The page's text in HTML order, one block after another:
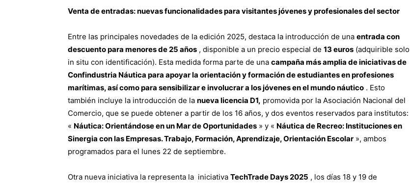
Venta de entradas: nuevas funcionalidades para visitantes jóvenes y profesionales del sector
Entre las principales novedades de la edición 2025, destaca la introducción de una entrada con
descuento para menores de 25 años , disponible a un precio especial de 13 euros (adquirible solo
in situ con identificación). Esta medida forma parte de una campaña más amplia de iniciativas de
Confindustria Náutica para apoyar la orientación y formación de estudiantes en profesiones
marítimas, así comopara sensibilizar e involucrar a los jóvenes en el mundo náutico . Esto
también incluye la introducción de la nueva licencia D1, promovida por la Asociación Nacional del
Comercio, que se puede obtener a partir de los 16 años, y dos eventos reservados para institutos:
« Náutica: Orientándose en un Mar de Oportunidades » y « Náutica de Recreo: Instituciones en
Sinergia con las Empresas. Trabajo, Formación, Aprendizaje, Orientación Escolar », ambos
programados para el lunes 22 de septiembre.
Otra nueva iniciativa la representa la iniciativa TechTrade Days 2025 , los días 18 y 19 de